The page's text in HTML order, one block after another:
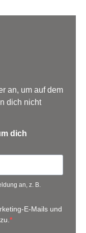
an, um auf dem
dich nicht
dich
an, z. B.
E-Mails und